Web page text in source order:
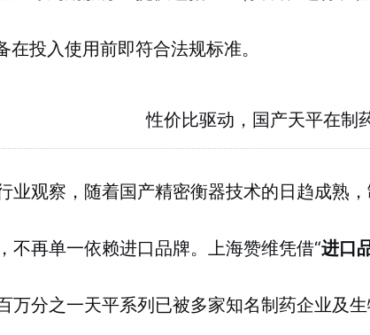
在投入使用前即符合法规标准。
性价比驱动，国产天平在制
业观察，随着国产精密衡器技术的日趋成熟
不再单一依赖进口品牌。上海赞维凭借“进口
万分之一天平系列已被多家知名制药企业及生